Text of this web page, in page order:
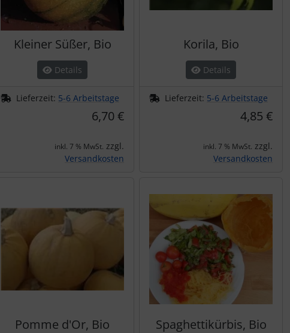
Kleiner Süßer, Bio
Details
Lieferzeit: 5-6 Arbeitstage
6,70 €
inkl. 7 % MwSt. zzgl.
Versandkosten
Korila, Bio
Details
Lieferzeit: 5-6 Arbeitstage
4,85 €
inkl. 7 % MwSt. zzgl.
Versandkosten
Pomme d'Or, Bio Spaghettikürbis, Bio